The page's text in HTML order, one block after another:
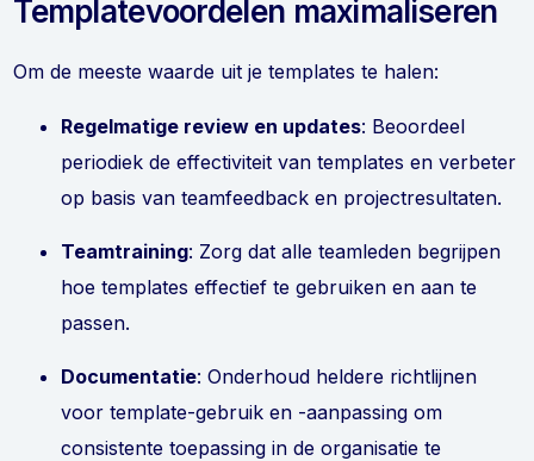
Templatevoordelen maximaliseren
Om de meeste waarde uit je templates te halen:
Regelmatige review en updates: Beoordeel
periodiek de effectiviteit van templates en verbeter
op basis van teamfeedback en projectresultaten.
Teamtraining: Zorg dat alle teamleden begrijpen
hoe templates effectief te gebruiken en aan te
passen.
Documentatie: Onderhoud heldere richtlijnen
voor template-gebruik en -aanpassing om
consistente toepassing in de organisatie te